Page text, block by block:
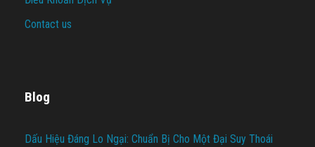
Contact us
Blog
Dấu Hiệu Đáng Lo Ngại: Chuẩn Bị Cho Một Đại Suy Thoái